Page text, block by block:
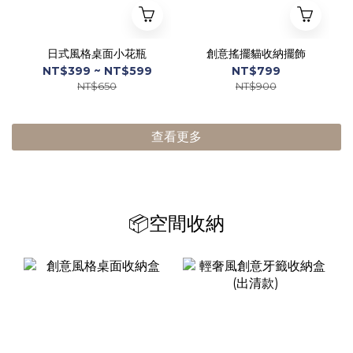
日式風格桌面小花瓶
NT$399 ~ NT$599
NT$650
創意搖擺貓收納擺飾
NT$799
NT$900
查看更多
📦空間收納